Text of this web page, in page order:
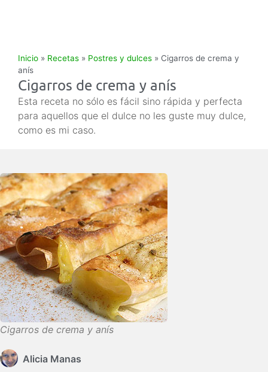
Inicio » Recetas » Postres y dulces » Cigarros de crema y
anís
Cigarros de crema y anís
Esta receta no sólo es fácil sino rápida y perfecta
para aquellos que el dulce no les guste muy dulce,
como es mi caso.
Cigarros de crema y anís
Alicia Manas